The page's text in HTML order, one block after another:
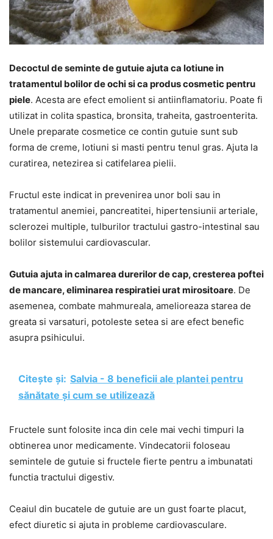
Decoctul de seminte de gutuie ajuta ca lotiune in
tratamentul bolilor de ochi si ca produs cosmetic pentru
piele. Acesta are efect emolient si antiinflamatoriu. Poate fi
utilizat in colita spastica, bronsita, traheita, gastroenterita.
Unele preparate cosmetice ce contin gutuie sunt sub
forma de creme, lotiuni si masti pentru tenul gras. Ajuta la
curatirea, netezirea si catifelarea pielii.
Fructul este indicat in prevenirea unor boli sau in
tratamentul anemiei, pancreatitei, hipertensiunii arteriale,
sclerozei multiple, tulburilor tractului gastro-intestinal sau
bolilor sistemului cardiovascular.
Gutuia ajuta in calmarea durerilor de cap, cresterea poftei
de mancare, eliminarea respiratiei urat mirositoare. De
asemenea, combate mahmureala, amelioreaza starea de
greata si varsaturi, potoleste setea si are efect benefic
asupra psihicului.
Citește și: Salvia - 8 beneficii ale plantei pentru
sănătate și cum se utilizează
Fructele sunt folosite inca din cele mai vechi timpuri la
obtinerea unor medicamente. Vindecatorii foloseau
semintele de gutuie si fructele fierte pentru a imbunatati
functia tractului digestiv.
Ceaiul din bucatele de gutuie are un gust foarte placut,
efect diuretic si ajuta in probleme cardiovasculare.